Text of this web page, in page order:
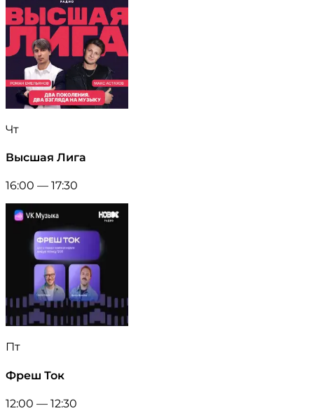
Чт
Высшая Лига
16:00 — 17:30
Пт
Фреш Ток
12:00 — 12:30